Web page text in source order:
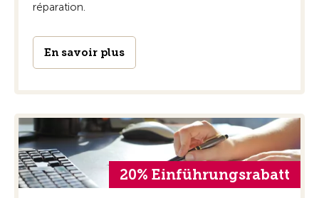
réparation.
En savoir plus
20% Einführungsrabatt